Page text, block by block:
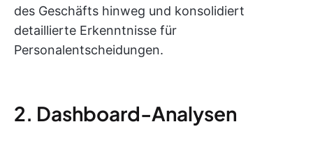
des Geschäfts hinweg und konsolidiert
detaillierte Erkenntnisse für
Personalentscheidungen.
2. Dashboard-Analysen